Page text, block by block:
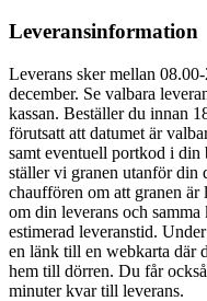
Leveransinformation
Leverans sker mellan
december. Se valbara
kassan. Beställer du innan
förutsatt att datumet är
samt eventuell portkod i din
ställer vi granen utanför din
chauffören om att granen
om din leverans och
estimerad leveranstid.
en länk till en webkarta där
hem till dörren. Du får
minuter kvar till leverans.